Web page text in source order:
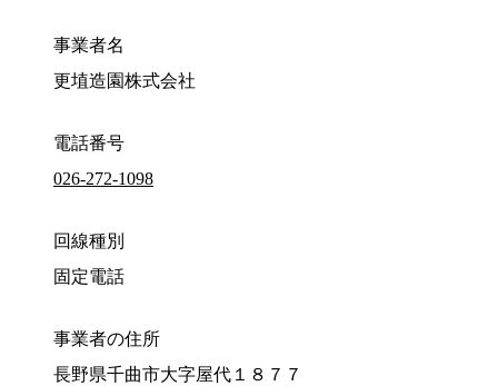
事業者名
更埴造園株式会社
電話番号
026-272-1098
回線種別
固定電話
事業者の住所
長野県千曲市大字屋代１８７７